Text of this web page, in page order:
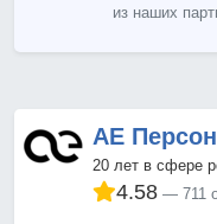
из наших
АЕ Персон
20 лет в сфере
4.58 711